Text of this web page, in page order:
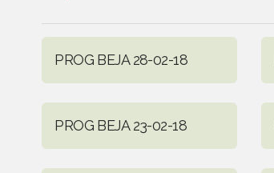
PROG BEJA 28-02-18
PROG BEJA 23-02-18